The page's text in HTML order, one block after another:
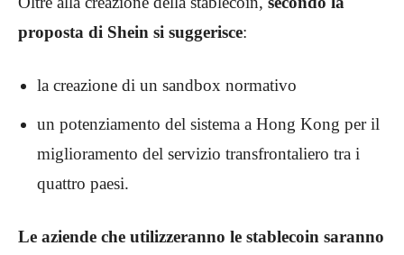
proposta di Shein si suggerisce:
la creazione di un sandbox normativo
un potenziamento del sistema a Hong Kong per il
miglioramento del servizio transfrontaliero tra i
quattro paesi.
Le aziende che utilizzeranno le stablecoin saranno